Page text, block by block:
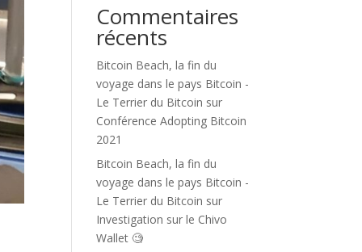
Commentaires
récents
Bitcoin Beach, la fin du
voyage dans le pays Bitcoin -
Le Terrier du Bitcoin sur
Conférence Adopting Bitcoin
2021
Bitcoin Beach, la fin du
voyage dans le pays Bitcoin -
Le Terrier du Bitcoin sur
Investigation sur le Chivo
Wallet 🧐